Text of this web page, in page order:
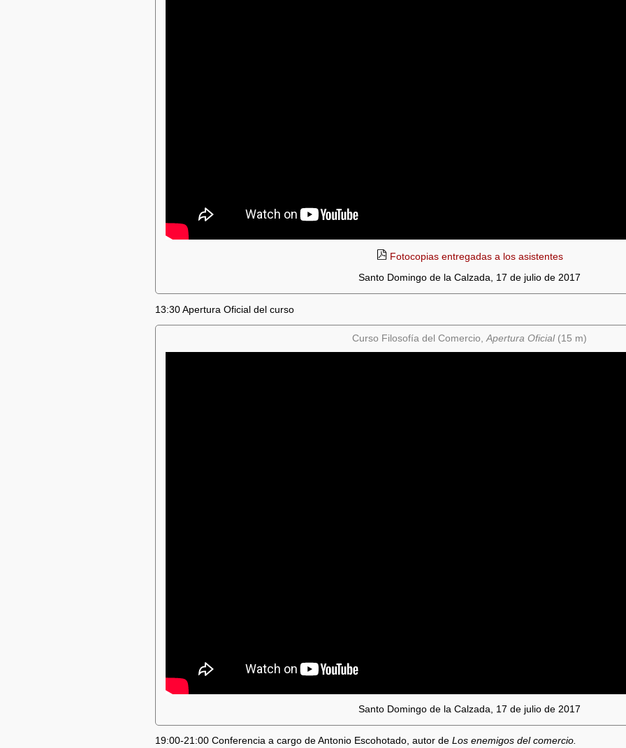
Fotocopias entregadas a los asistentes
Santo Domingo de la Calzada, 17 de julio de 2017
13:30 Apertura Oficial del curso
Curso Filosofía del Comercio, Apertura Oficial(15 m)
Santo Domingo de la Calzada, 17 de julio de 2017
19:00-21:00 Conferencia a cargo de Antonio Escohotado, autor de Los enemigos del comercio.